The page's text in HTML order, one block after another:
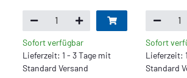
Sofort verfügbar
Lieferzeit: 1 - 3 Tage mit
Standard Versand
Sofort
Lieferzeit:
Standard